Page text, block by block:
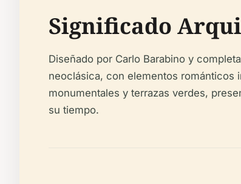
Significado
Diseñado por Carlo Barabino y
neoclásica, con elementos románticos
monumentales y terrazas verdes,
su tiempo.